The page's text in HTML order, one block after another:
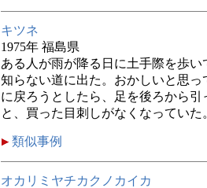
キツネ
1975年 福島県
ある人が雨が降る日に土手際を歩
知らない道に出た。おかしいと思
に戻ろうとしたら、足を後ろから
と、買った目刺しがなくなっていた
類似事例
オカリミヤチカクノカイカ